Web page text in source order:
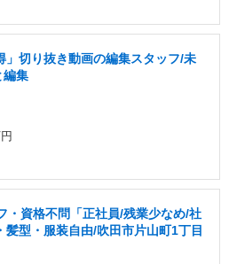
」切り抜き動画の編集スタッフ/未
編集
・資格不問「正社員/残業少なめ/社
型・服装自由/吹田市片山町1丁目